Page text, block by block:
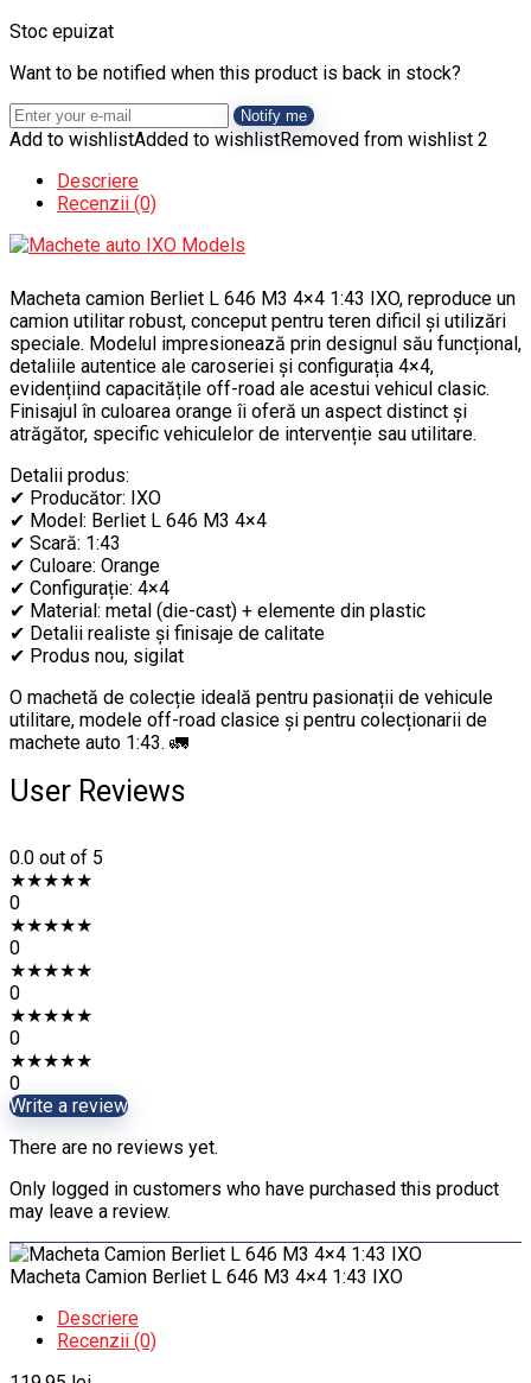
Stoc epuizat
Want to be notified when this product is back in stock?
Notify me
Add to wishlistAdded to wishlistRemoved from wishlist 2
Descriere
Recenzii (0)
Macheta camion Berliet L 646 M3 4×4 1:43 IXO, reproduce un
camion utilitar robust, conceput pentru teren dificil și utilizări
speciale. Modelul impresionează prin designul său funcțional,
detaliile autentice ale caroseriei și configurația 4×4,
evidențiind capacitățile off-road ale acestui vehicul clasic.
Finisajul în culoarea orange îi oferă un aspect distinct și
atrăgător, specific vehiculelor de intervenție sau utilitare.
Detalii produs:
✔ Producător: IXO
✔ Model: Berliet L 646 M3 4×4
✔ Scară: 1:43
✔ Culoare: Orange
✔ Configurație: 4×4
✔ Material: metal (die-cast) + elemente din plastic
✔ Detalii realiste și finisaje de calitate
✔ Produs nou, sigilat
O machetă de colecție ideală pentru pasionații de vehicule
utilitare, modele off-road clasice și pentru colecționarii de
machete auto 1:43. 🚛
User Reviews
0.0 out of 5
★★★★★
0
★★★★★
0
★★★★★
0
★★★★★
0
★★★★★
0
Write a review
There are no reviews yet.
Only logged in customers who have purchased this product
may leave a review.
Macheta Camion Berliet L 646 M3 4×4 1:43 IXO
Descriere
Recenzii (0)